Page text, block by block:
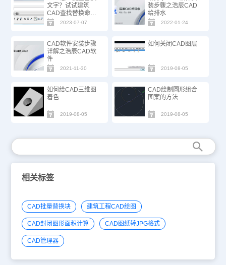
文字？试试建筑
CAD查找替换命
令！
2023-07-07
装步骤之浩辰CAD
给排水
2022-01-24
CAD软件安装步骤
详解之浩辰CAD软
件
2021-11-30
如何关闭CAD图层
2019-08-05
如何给CAD三维图
着色
2019-08-05
CAD绘制圆形组合
图案的方法
2019-08-05
相关标签
CAD批量替换块 建筑工程CAD绘图
CAD封闭图形面积计算 CAD图纸转JPG格式
CAD管理器